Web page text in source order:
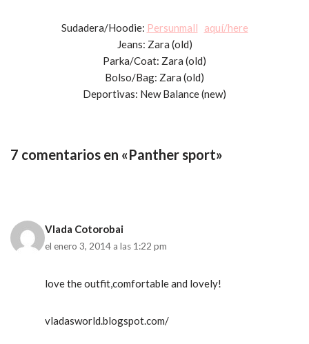
Sudadera/Hoodie: Persunmall
aquí/here
Jeans: Zara (old)
Parka/Coat: Zara (old)
Bolso/Bag: Zara (old)
Deportivas: New Balance (new)
7 comentarios en «Panther sport»
Vlada Cotorobai
el enero 3, 2014 a las 1:22 pm
love the outfit,comfortable and lovely!
vladasworld.blogspot.com/